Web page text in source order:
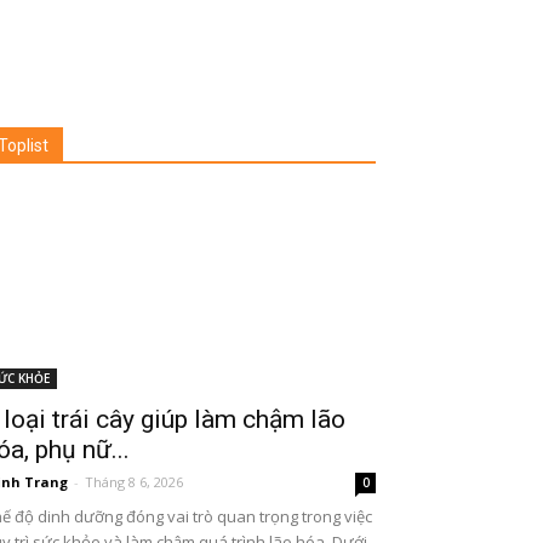
KHỎE
loại trái cây giúp làm chậm lão
phụ nữ...
Trang - Tháng 8 6, 2026 0
độ dinh dưỡng đóng vai trò quan trọng trong việc